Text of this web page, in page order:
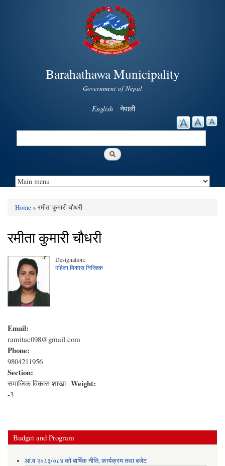
Skip to
main
content
Barahathawa Municipality
Government of Nepal
English नेपाली
Search
You are here
Home» रमीता कुमारी चौधरी
रमीता कुमारी चौधरी
Designation:
महिला विकास निरिक्षक
Email:
ramitac098@gmail.com
Phone:
9804211956
Section:
समाजिक विकास शाखा Weight:
-3
Budget and Program
आ.व २०८३/०८४ को बार्षिक नीति, कार्यक्रम तथा बजेट